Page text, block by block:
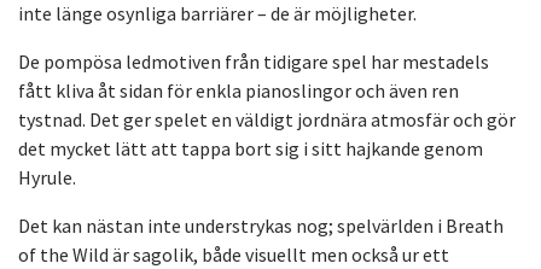
inte länge osynliga barriärer – de är möjligheter.
De pompösa ledmotiven från tidigare spel har mestadels
fått kliva åt sidan för enkla pianoslingor och även ren
tystnad. Det ger spelet en väldigt jordnära atmosfär och gör
det mycket lätt att tappa bort sig i sitt hajkande genom
Hyrule.
Det kan nästan inte understrykas nog; spelvärlden i Breath
of the Wild är sagolik, både visuellt men också ur ett